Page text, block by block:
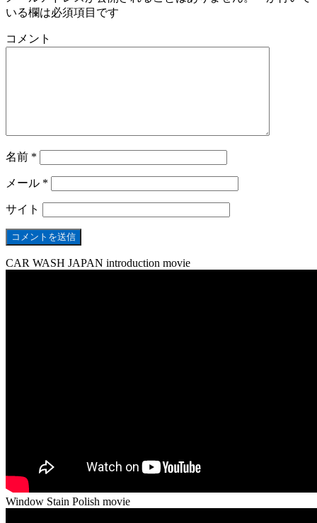
いる欄は必須項目です
コメント
名前 *
メール *
サイト
CAR WASH JAPAN introduction movie
Window Stain Polish movie